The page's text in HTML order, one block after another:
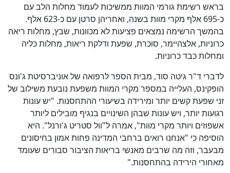
בראש רשימת גורמי המוות ממשיכות לעמוד מחלות הלב עם
כ-695 אלף מקרי מוות בשנה, ואחריהן סרטן עם כ-623 אלף.
בהמשך הרשימה נמצאים פציעות לא מכוונות, שבץ, מחלות ריאה
כרוניות, אלצהיימר, סוכרת, שפעת ודלקת ריאות, מחלות כליה
ומחלות כבד כרוניות.
לדברי ד"ר גיטה סוד, מבית הספר לרפואה של אוניברסיטת ג'ונס
הופקינס, העלייה במספר מקרי המוות משפעת נובעת משילוב של
זני שפעת קשים יותר ומירידה בשיעורי ההתחסנות. "יש עונות
רגועות יותר, ויש עונות שבהן השינויים בנגיף מובילים ליותר
אשפוזים ויותר מקרי מוות", אמרה ל"וול סטריט ג'ורנל". היא
הוסיפה כי "אנחנו רואים ברחבי המדינה פחות אמון בחיסונים
מבעבר, וזה מה שרבים מאנשי בריאות הציבור סבורים שעומד
מאחורי הירידה בהתחסנות."